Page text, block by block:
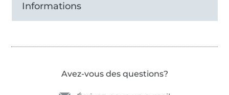
Informations
Avez-vous des questions?